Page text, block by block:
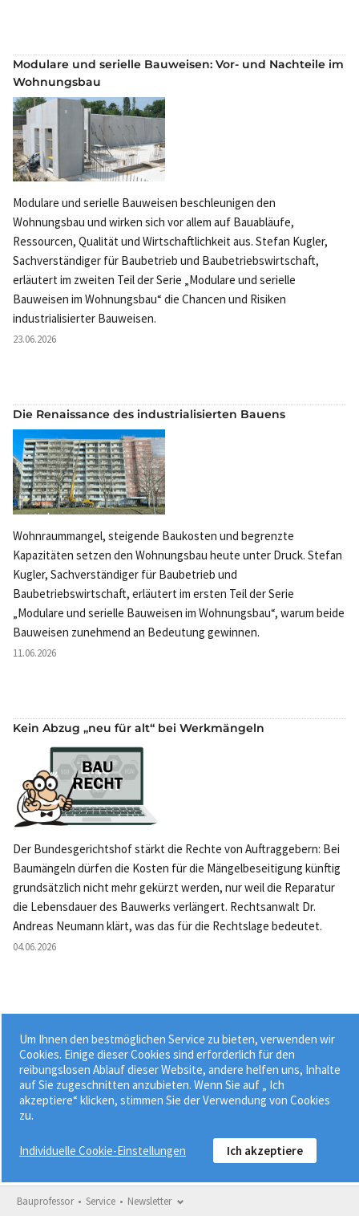
Modulare und serielle Bauweisen: Vor- und Nachteile im
Wohnungsbau
Modulare und serielle Bauweisen beschleunigen den
Wohnungsbau und wirken sich vor allem auf Bauabläufe,
Ressourcen, Qualität und Wirtschaftlichkeit aus. Stefan Kugler,
Sachverständiger für Baubetrieb und Baubetriebswirtschaft,
erläutert im zweiten Teil der Serie „Modulare und serielle
Bauweisen im Wohnungsbau“ die Chancen und Risiken
industrialisierter Bauweisen.
23.06.2026
Die Renaissance des industrialisierten Bauens
Wohnraummangel, steigende Baukosten und begrenzte
Kapazitäten setzen den Wohnungsbau heute unter Druck. Stefan
Kugler, Sachverständiger für Baubetrieb und
Baubetriebswirtschaft, erläutert im ersten Teil der Serie
„Modulare und serielle Bauweisen im Wohnungsbau“, warum beide
Bauweisen zunehmend an Bedeutung gewinnen.
11.06.2026
Kein Abzug „neu für alt“ bei Werkmängeln
Der Bundesgerichtshof stärkt die Rechte von Auftraggebern: Bei
Baumängeln dürfen die Kosten für die Mängelbeseitigung künftig
grundsätzlich nicht mehr gekürzt werden, nur weil die Reparatur
die Lebensdauer des Bauwerks verlängert. Rechtsanwalt Dr.
Andreas Neumann klärt, was das für die Rechtslage bedeutet.
04.06.2026
Weitere News »
Bauprofessor Service Newsletter
Um Ihnen den bestmöglichen Service zu bieten, verwenden wir
Cookies. Einige dieser Cookies sind erforderlich für den
reibungslosen Ablauf dieser Website, andere helfen uns, Inhalte
auf Sie zugeschnitten anzubieten. Wenn Sie auf „ Ich
akzeptiere“ klicken, stimmen Sie der Verwendung von Cookies
zu.
Individuelle Cookie-Einstellungen Ich akzeptiere